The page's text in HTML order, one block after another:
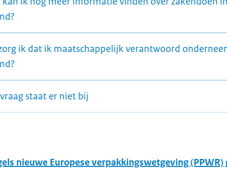
ik dat ik maatschappelijk verantwoord
staat er niet bij
nieuwe Europese verpakkingswetgeving (PPWR)